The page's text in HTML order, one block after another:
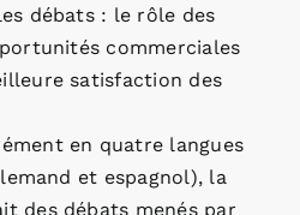
débats : le rôle des
commerciales
satisfaction des
en quatre langues
et espagnol), la
des débats menés par